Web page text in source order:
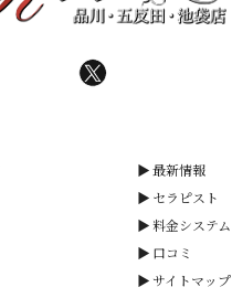
最新情報
セラピスト
料金システム
口コミ
サイトマップ